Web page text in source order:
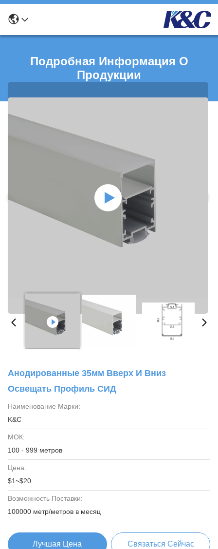
Подробная Информация О
Продукции
Анодированные 35мм Вверх И Вниз
Освещать Профиль СИД
Наименование Марки:
K&C
МОК:
100 - 999 метров
Цена:
$1~$20
Возможность Поставки:
100000 метр/метров в месяц
Лучшая Цена Связаться Сейчас